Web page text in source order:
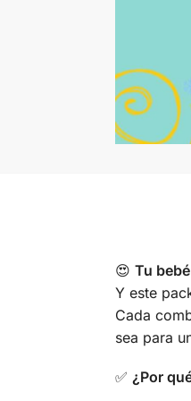
😍 Tu
Y este
Cada
sea para
✅ ¿Por